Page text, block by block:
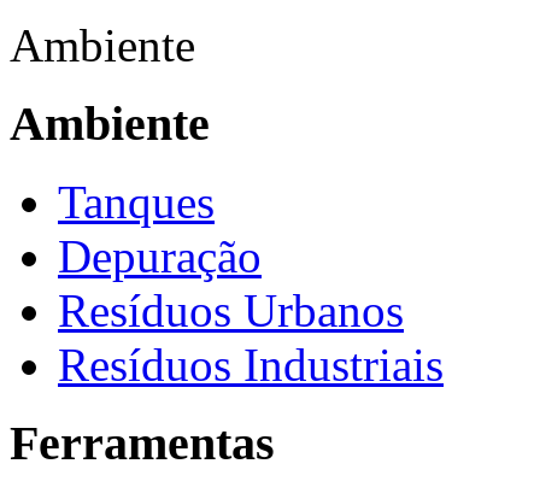
Ambiente
Ambiente
Tanques
Depuração
Resíduos Urbanos
Resíduos Industriais
Ferramentas